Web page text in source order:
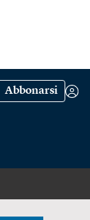
Abbonarsi